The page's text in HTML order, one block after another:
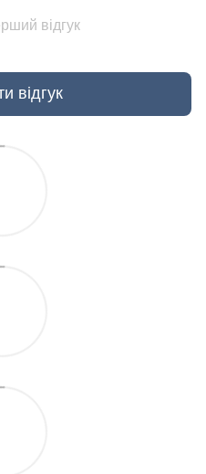
відгук
відгук